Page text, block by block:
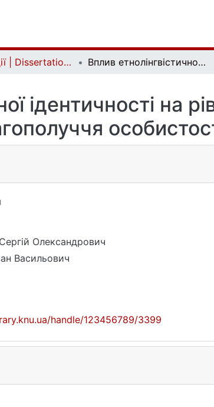
Дисертації | Dissertations Вплив етнолінгвістичної ідентичності на рівень психологічного благополуччя особистості
ідентичності на
Олександрович
Васильович
handle/123456789/3399